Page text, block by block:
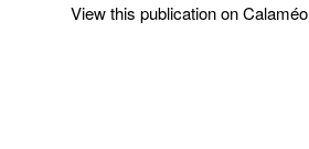
View this publication on Calaméo